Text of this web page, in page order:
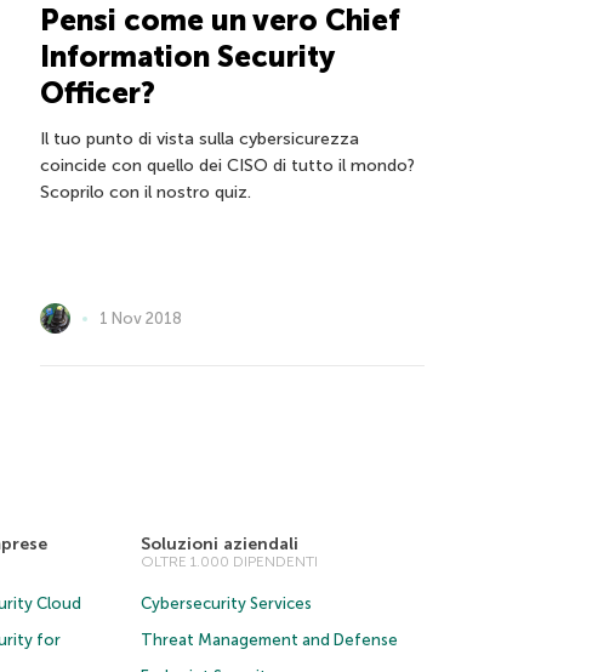
Pensi come un vero Chief
Information Security
Officer?
Il tuo punto di vista sulla cybersicurezza
coincide con quello dei CISO di tutto il mondo?
Scoprilo con il nostro quiz.
1 Nov 2018
Cloud
for
Soluzioni aziendali
OLTRE 1.000 DIPENDENTI
Cybersecurity Services
Threat Management and Defense